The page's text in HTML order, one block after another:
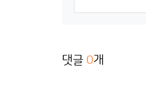
댓글 0개